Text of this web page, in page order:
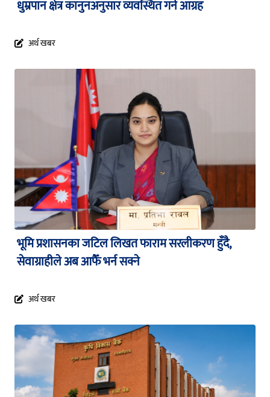
धुम्रपान क्षेत्र कानुनअनुसार व्यवस्थित गर्न आग्रह
अर्थ खबर
भूमि प्रशासनका जटिल लिखत फाराम सरलीकरण हुँदै,
सेवाग्राहीले अब आफैँ भर्न सक्ने
अर्थ खबर